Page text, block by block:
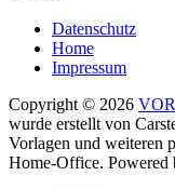
Datenschutz
Home
Impressum
Copyright © 2026
wurde erstellt von
Vorlagen und weiteren
Home-Office. Powered